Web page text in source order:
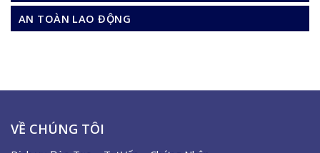
AN TOÀN LAO ĐỘNG
VỀ CHÚNG TÔI